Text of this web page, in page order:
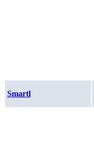
Smartl